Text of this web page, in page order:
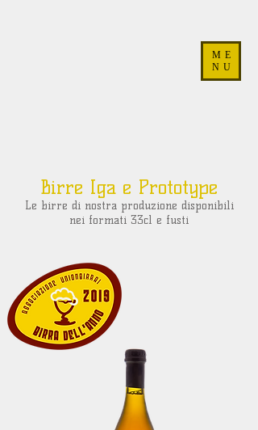
ME
NU
Birre Iga e Prototype
Le birre di nostra produzione disponibili
nei formati 33cl e fusti